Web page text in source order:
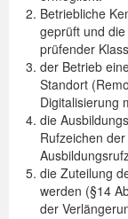
Betriebliche
geprüft und
prüfender
der Betrieb
Standort
Digitalisierung
die
Rufzeichen der
die Zuteilung
werden (§14
der